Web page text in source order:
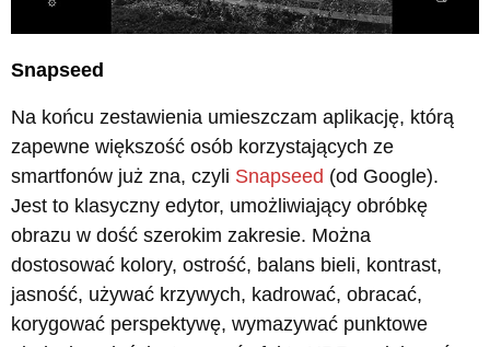
Snapseed
Na końcu zestawienia umieszczam aplikację, którą
zapewne większość osób korzystających ze
smartfonów już zna, czyli Snapseed (od Google).
Jest to klasyczny edytor, umożliwiający obróbkę
obrazu w dość szerokim zakresie. Można
dostosować kolory, ostrość, balans bieli, kontrast,
jasność, używać krzywych, kadrować, obracać,
korygować perspektywę, wymazywać punktowe